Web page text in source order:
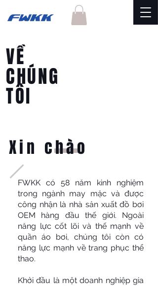
VỀ
CHÚNG
TÔI
Xin chào
FWKK có 58 năm kinh nghiệm
trong ngành may mặc và được
công nhận là nhà sản xuất đồ bơi
OEM hàng đầu thế giới. Ngoài
năng lực cốt lõi và thế mạnh về
quần áo bơi, chúng tôi còn có
năng lực mạnh về trang phục thể
thao.
Khởi đầu là một doanh nghiệp gia